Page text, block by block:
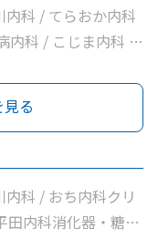
科 / てらおか内科
内科 / こじま内科 /
る
科 / おち内科クリ
田内科消化器・糖尿